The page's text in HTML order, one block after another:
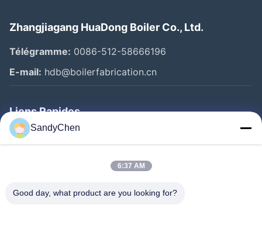
Zhangjiagang HuaDong Boiler Co., Ltd.
Télégramme: 0086-512-58666196
E-mail: hdb@boilerfabrication.cn
Liens Rapides
Maison
Au Sujet De Nous
SandyChen
6:37 AM
Good day, what product are you looking for?